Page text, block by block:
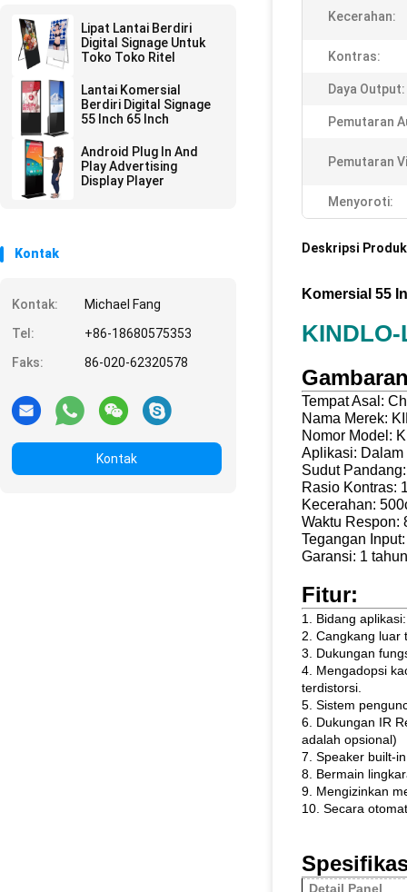
Lipat Lantai Berdiri
Digital Signage Untuk
Toko Toko Ritel
Lantai Komersial
Berdiri Digital Signage
55 Inch 65 Inch
Android Plug In And
Play Advertising
Display Player
Kontak
Kontak:
Michael Fang
Tel:
+86-18680575353
Faks:
86-020-62320578
Kontak
Kecerahan:
Kontras:
Daya Output:
Pemutaran
Pemutaran
Menyoroti:
Deskripsi Produk
Komersial 55
KINDLO-
Tempat Asal:
Nama Merek:
Nomor Model:
Aplikasi: Dalam
Sudut Pandang:
Rasio Kontras:
Kecerahan:
Waktu Respon:
Tegangan
Garansi: 1 tahun
Fitur:
1. Bidang
2. Cangkang luar
3. Dukungan
4. Mengadopsi
terdistorsi.
5. Sistem
6. Dukungan IR
adalah opsional)
7. Speaker built-
8. Bermain
9. Mengizinkan
10. Secara
Detail Panel